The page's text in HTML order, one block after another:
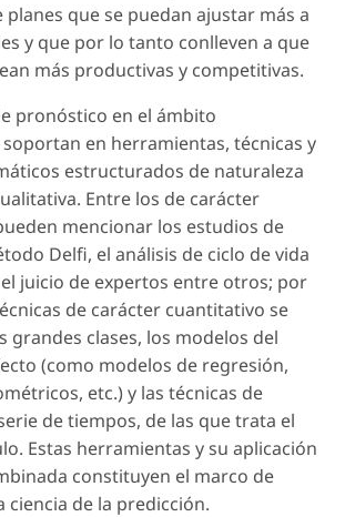
que se puedan ajustar más a
y que por lo tanto conlleven a que
más productivas y competitivas.
pronóstico en el ámbito
en herramientas, técnicas y
estructurados de naturaleza
Entre los de carácter
mencionar los estudios de
Delfi, el análisis de ciclo de vida
juicio de expertos entre otros; por
de carácter cuantitativo se
grandes clases, los modelos del
(como modelos de regresión,
etc.) y las técnicas de
de tiempos, de las que trata el
Estas herramientas y su aplicación
constituyen el marco de
ciencia de la predicción.